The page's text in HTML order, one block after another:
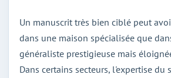
Un manuscrit très bien ciblé peut
dans une maison spécialisée que
généraliste prestigieuse mais
Dans certains secteurs, l'expertise du